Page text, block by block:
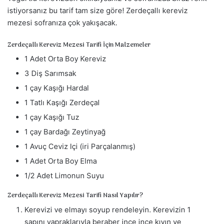
e
r
e
k
istiyorsanız bu tarif tam size göre! Zerdeçallı kereviz
mezesi sofranıza çok yakışacak.
Zerdeçallı Kereviz Mezesi Tarifi İçin Malzemeler
1 Adet Orta Boy Kereviz
3 Diş Sarımsak
1 çay Kaşığı Hardal
1 Tatlı Kaşığı Zerdeçal
1 çay Kaşığı Tuz
1 çay Bardağı Zeytinyağ
1 Avuç Ceviz Içi (iri Parçalanmış)
1 Adet Orta Boy Elma
1/2 Adet Limonun Suyu
Zerdeçallı Kereviz Mezesi Tarifi Nasıl Yapılır?
Kerevizi ve elmayı soyup rendeleyin. Kerevizin 1
sapını yapraklarıyla beraber ince ince kıyın ve